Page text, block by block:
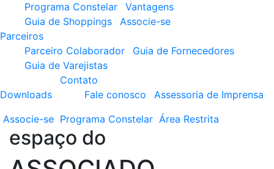
Programa Constelar
Vantagens
Guia de Shoppings
Associe-se
Parceiros
Parceiro Colaborador
Guia de Fornecedores
Guia de Varejistas
Downloads
Contato
Fale conosco
Assessoria de Imprensa
Associe-se Programa Constelar Área Restrita
espaço do